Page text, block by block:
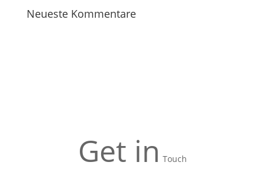
Neueste Kommentare
Get in Touch